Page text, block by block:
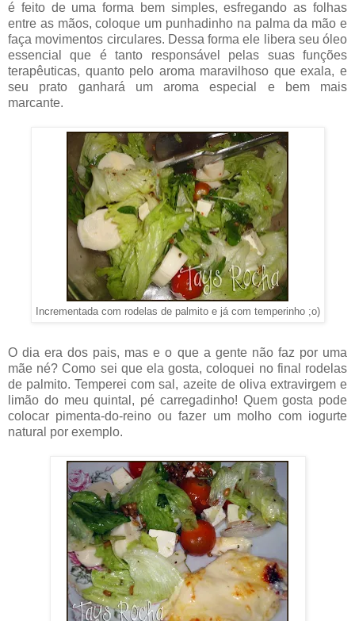
é feito de uma forma bem simples, esfregando as folhas
entre as mãos, coloque um punhadinho na palma da mão e
faça movimentos circulares. Dessa forma ele libera seu óleo
essencial que é tanto responsável pelas suas funções
terapêuticas, quanto pelo aroma maravilhoso que exala, e
seu prato ganhará um aroma especial e bem mais
marcante.
Incrementada com rodelas de palmito e já com temperinho ;o)
O dia era dos pais, mas e o que a gente não faz por uma
mãe né? Como sei que ela gosta, coloquei no final rodelas
de palmito. Temperei com sal, azeite de oliva extravirgem e
limão do meu quintal, pé carregadinho! Quem gosta pode
colocar pimenta-do-reino ou fazer um molho com iogurte
natural por exemplo.